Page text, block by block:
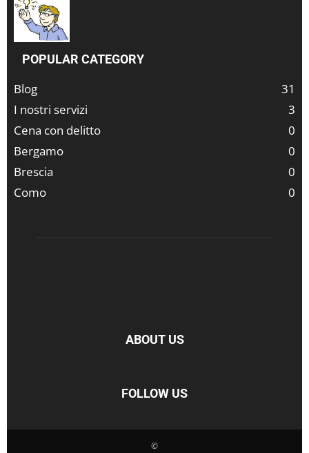
POPULAR CATEGORY
Blog
31
I nostri servizi
3
Cena con delitto
0
Bergamo
0
Brescia
0
Como
0
ABOUT US
FOLLOW US
©